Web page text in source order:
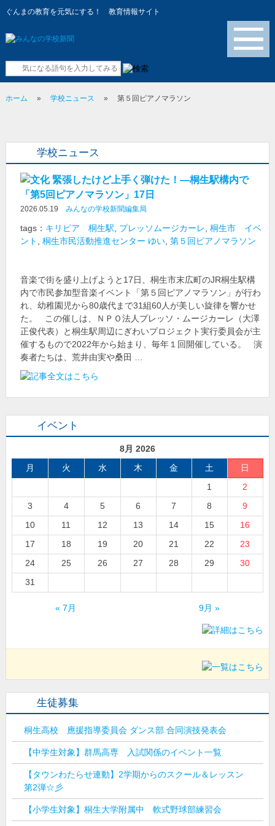
ぐんまの教育を元気にする！ 教育情報サイト
メニュー
ホーム » 学校ニュース » 第５回ピアノマラソン
学校ニュース
緊張したけど上手く弾けた！―桐生駅構内で
「第5回ピアノマラソン」17日
2026.05.19 みんなの学校新聞編集局
tags： キリピア 桐生駅 プレッソムージカーレ 桐生市 イベ
ント
桐生市民活動推進センター ゆい, 第５回ピアノマラソン
音楽で街を盛り上げようと17日、桐生市末広町のJR桐生駅構
内で市民参加型音楽イベント「第５回ピアノマラソン」が行わ
れ、幼稚園児から80歳代まで31組60人が美しい旋律を響かせ
た。 この催しは、ＮＰＯ法人プレッソ・ムージカーレ（大澤
正俊代表）と桐生駅周辺にぎわいプロジェクト実行委員会が主
催するもので2022年から始まり、毎年１回開催している。 演
奏者たちは、荒井由実や桑田 …
イベント
8月 2026
月
火 水 木 金 土
日
1
2
3
4 5 6 7 8
9
10
11 12 13 14 15
16
17
18 19 20 21 22
23
24
25 26 27 28 29
30
31
« 7月 9月 »
生徒募集
桐生高校 應援指導委員会 ダンス部 合同演技発表会
【中学生対象】群馬高専 入試関係のイベント一覧
【タウンわたらせ連動】2学期からのスクール＆レッスン
第2弾☆彡
【小学生対象】桐生大学附属中 軟式野球部練習会